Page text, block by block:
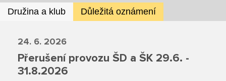
Kontakty SŠ
Družina a klub Důležitá oznámení
24. 6. 2026
Přerušení provozu ŠD a ŠK 29.6. -
31.8.2026